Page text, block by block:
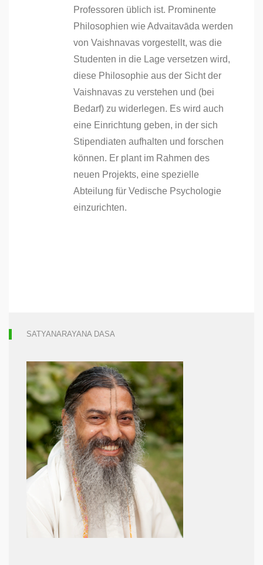
Professoren üblich ist. Prominente
Philosophien wie Advaitavāda werden
von Vaishnavas vorgestellt, was die
Studenten in die Lage versetzen wird,
diese Philosophie aus der Sicht der
Vaishnavas zu verstehen und (bei
Bedarf) zu widerlegen. Es wird auch
eine Einrichtung geben, in der sich
Stipendiaten aufhalten und forschen
können. Er plant im Rahmen des
neuen Projekts, eine spezielle
Abteilung für Vedische Psychologie
einzurichten.
SATYANARAYANA DASA